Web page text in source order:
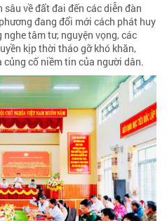
về đất đai đến các diễn đàn
đang đổi mới cách phát huy
tâm tư, nguyện vọng, các
kịp thời tháo gỡ khó khăn,
cố niềm tin của người dân.